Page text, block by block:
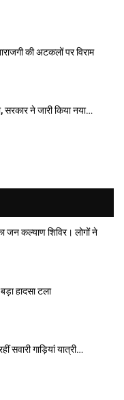
की अटकलों पर विराम
सरकार ने जारी किया नया…
जन कल्याण शिविर। लोगों ने
हादसा टला
सवारी गाड़ियां यात्री…